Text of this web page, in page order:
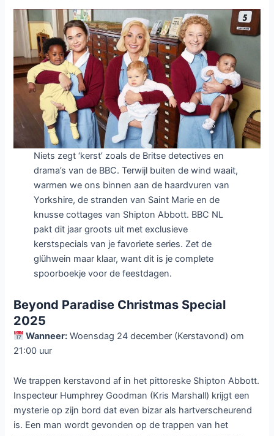
Niets zegt ‘kerst’ zoals de Britse detectives en
drama’s van de BBC. Terwijl buiten de wind waait,
warmen we ons binnen aan de haardvuren van
Yorkshire, de stranden van Saint Marie en de
knusse cottages van Shipton Abbott. BBC NL
pakt dit jaar groots uit met exclusieve
kerstspecials van je favoriete series. Zet de
glühwein maar klaar, want dit is je complete
spoorboekje voor de feestdagen.
Beyond Paradise Christmas Special
2025
Wanneer: Woensdag 24 december (Kerstavond) om
21:00 uur
We trappen kerstavond af in het pittoreske Shipton Abbott.
Inspecteur Humphrey Goodman (Kris Marshall) krijgt een
mysterie op zijn bord dat even bizar als hartverscheurend
is. Een man wordt gevonden op de trappen van het